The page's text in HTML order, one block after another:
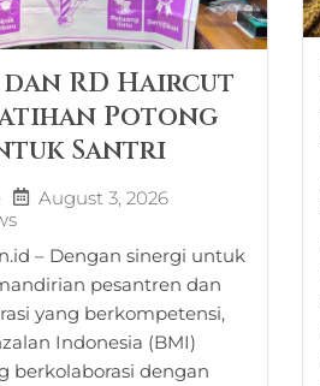
dan RD Haircut
Potong
Santri
August 3, 2026
– Dengan sinergi untuk
pesantren dan
yang berkompetensi,
Indonesia (BMI)
berkolaborasi dengan